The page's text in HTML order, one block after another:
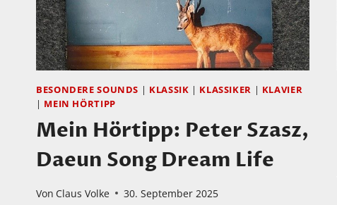
ULLMANN,
UDO
AGNESENS
BESONDERE SOUNDS | KLASSIK | KLASSIKER | KLAVIER
| MEIN HÖRTIPP
Mein Hörtipp: Peter Szasz,
Daeun Song Dream Life
Von Claus Volke 30. September 2025